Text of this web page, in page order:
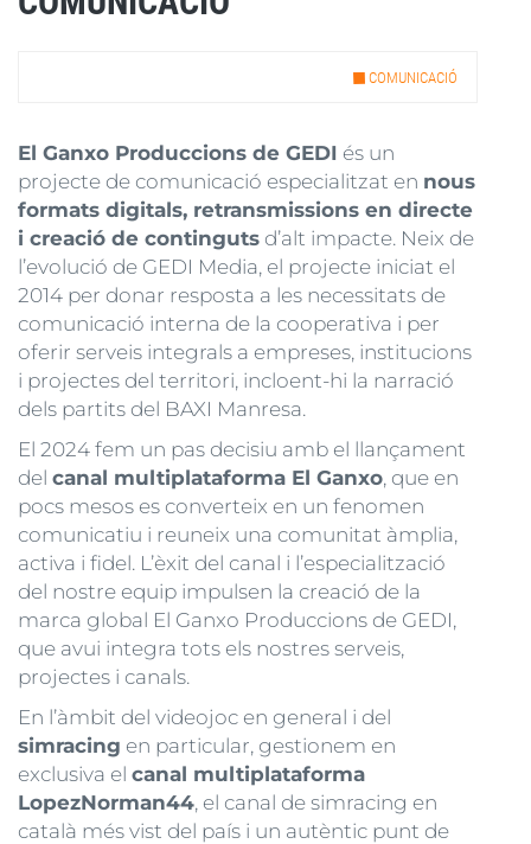
COMUNICACIÓ
El Ganxo Produccions de GEDI és un
projecte de comunicació especialitzat en nous
formats digitals, retransmissions en directe
i creació de continguts d’alt impacte. Neix de
l’evolució de GEDI Media, el projecte iniciat el
2014 per donar resposta a les necessitats de
comunicació interna de la cooperativa i per
oferir serveis integrals a empreses, institucions
i projectes del territori, incloent-hi la narració
dels partits del BAXI Manresa.
El 2024 fem un pas decisiu amb el llançament
del canal multiplataforma El Ganxo, que en
pocs mesos es converteix en un fenomen
comunicatiu i reuneix una comunitat àmplia,
activa i fidel. L’èxit del canal i l’especialització
del nostre equip impulsen la creació de la
marca global El Ganxo Produccions de GEDI,
que avui integra tots els nostres serveis,
projectes i canals.
En l’àmbit del videojoc en general i del
simracing en particular, gestionem en
exclusiva el canal multiplataforma
LopezNorman44, el canal de simracing en
català més vist del país i un autèntic punt de